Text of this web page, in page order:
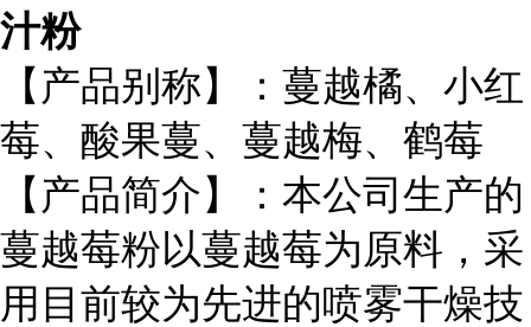
汁粉
【产品别称】：蔓越橘、小红
莓、酸果蔓、蔓越梅、鹤莓
【产品简介】：本公司生产的
蔓越莓粉以蔓越莓为原料，采
用目前较为先进的喷雾干燥技